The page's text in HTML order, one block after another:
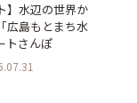
】水辺の世界か
広島もとまち水
トさんぽ